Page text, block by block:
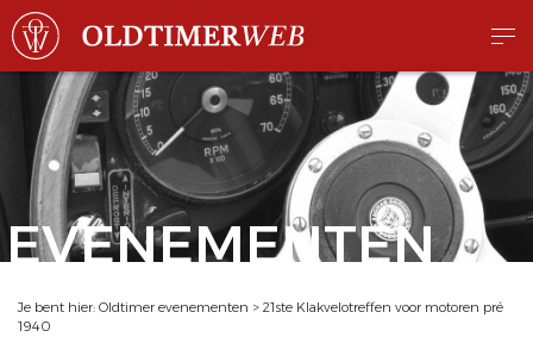
EVENEMENTEN
Je bent hier: Oldtimer evenementen > 21ste Klakvelotreffen voor motoren pré
1940